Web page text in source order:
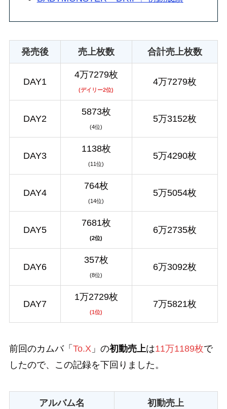
発売後 売上枚数 合計売上枚数
DAY1
4万7279枚
(デイリー2位)
4万7279枚
DAY2
5873枚
(4位)
5万3152枚
DAY3
1138枚
(11位)
5万4290枚
DAY4
764枚
(14位)
5万5054枚
DAY5
7681枚
(2位)
6万2735枚
DAY6
357枚
(8位)
6万3092枚
DAY7
1万2729枚
(1位)
7万5821枚
前回のカムバ「 To.X」の初動売上は11万1189枚で
したので、この記録を下回りました。
アルバム名 初動売上